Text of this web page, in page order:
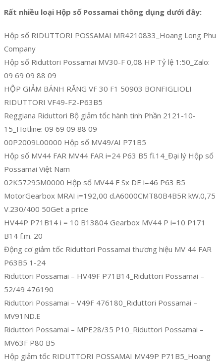
Rất nhiều loại Hộp số Possamai thông dụng dưới đây:
Hộp số RIDUTTORI POSSAMAI MR4210833_Hoang Long Phu
Company
Hộp số Riduttori Possamai MV30-F 0,08 HP Tỷ lệ 1:50_Zalo:
09 69 09 88 09
HỘP GIẢM BÁNH RĂNG VF 30 F1 50903 BONFIGLIOLI
RIDUTTORI VF49-F2-P63B5
Reggiana Riduttori Bộ giảm tốc hành tinh Phần 2121-10-
15_Hotline: 09 69 09 88 09
00P2009L00000 Hộp số MV49/AI P71B5
Hộp số MV44 FAR MV44 FAR i=24 P63 B5 fi.14_Đại lý Hộp số
Possamai Việt Nam
02K57295M0000 Hộp số MV44 F Sx DE i=46 P63 B5
MotorGearbox MRAI i=192,00 d.A6000CMT80B4B5R kW.0,75
V.230/400 50Get a price
HV44P P71B14 i = 10 B13804 Gearbox MV44 P i=10 P171
B14 f.m. 20
Động cơ giảm tốc Riduttori Possamai thương hiệu MV 44 FAR
P63B5 1-24
Riduttori Possamai – HV49F P71B14_Riduttori Possamai –
52/49 476190
Riduttori Possamai – V49F 476180_Riduttori Possamai –
MV91ND.E
Riduttori Possamai – MPE28/35 P10_Riduttori Possamai –
MV63F P80 B5
Hộp giảm tốc RIDUTTORI POSSAMAI MV49P P71B5_Hoang